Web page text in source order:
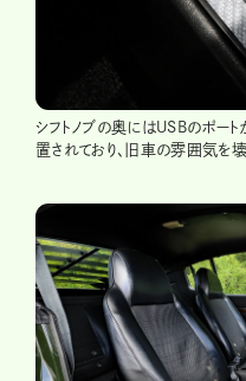
シフトノブの奥にはUSBのポー
置されており、旧車の雰囲気を